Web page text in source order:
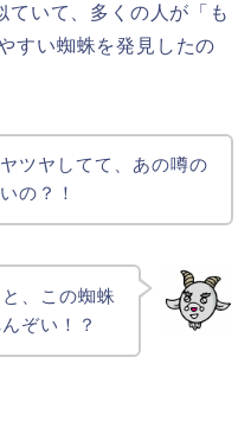
ていて、多くの人が「も
すい蜘蛛を発見したの
ツヤしてて、あの噂の
の？！
、この蜘蛛
ぞい！？